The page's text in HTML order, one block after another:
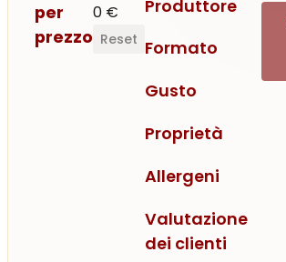
per
prezzo
0 €
Reset
Produttore
Formato
Gusto
Proprietà
Allergeni
Valutazione
dei clienti